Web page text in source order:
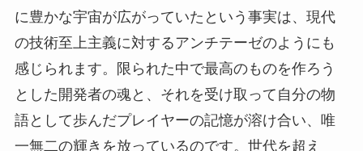
に豊かな宇宙が広がっていたという事実は、現代
の技術至上主義に対するアンチテーゼのようにも
感じられます。限られた中で最高のものを作ろう
とした開発者の魂と、それを受け取って自分の物
語として歩んだプレイヤーの記憶が溶け合い、唯
一無二の輝きを放っているのです。世代を超え